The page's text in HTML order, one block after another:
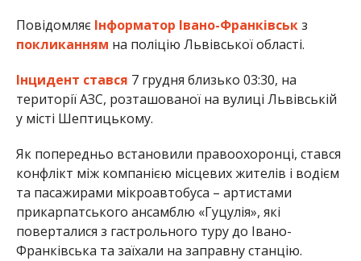
Повідомляє Інформатор Івано-Франківськз
покликанням на поліцію Львівської області.
Інцидент стався 7 грудня близько 03:30, на
території АЗС, розташованої на вулиці Львівській
у місті Шептицькому.
Як попередньо встановили правоохоронці, стався
конфлікт між компанією місцевих жителів і водієм
та пасажирами мікроавтобуса – артистами
прикарпатського ансамблю «Гуцулія», які
поверталися з гастрольного туру до Івано-
Франківська та заїхали на заправну станцію.